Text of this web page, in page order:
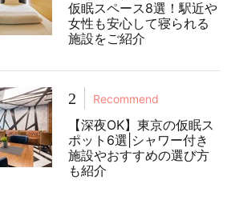
仮眠スペース8選！駅近や
女性も安心して寝られる
施設をご紹介
2 Recommend
【深夜OK】東京の仮眠ス
ポット6選|シャワー付き
施設やおすすめの選び方
も紹介